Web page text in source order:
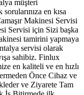
müşteri
en kısa
Makinesi Servisi
Servisi için Sizi başka
tamirini yapmaya
servisi olarak
sahibiz. Finlux
en kaliteli ve en hızlı
Önce Cihaz ve
ve Ziyarete Tam